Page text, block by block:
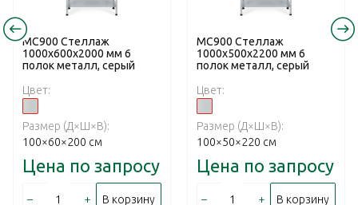
МС900 Стеллаж
1000x600x2000 мм 6
полок металл, серый
Цвет:
Размер (Д×Ш×В):
100×60×200 см
Цена по запросу
– + В корзину
МС900 Стеллаж
1000x500x2200 мм 6
полок металл, серый
Цвет:
Размер (Д×Ш×В):
100×50×220 см
Цена по запросу
– + В корзину